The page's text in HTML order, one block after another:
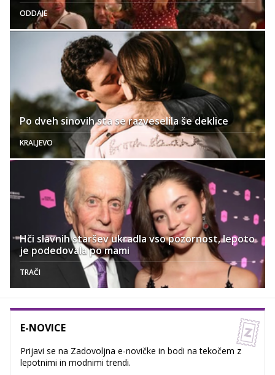
ODDAJE
Po dveh sinovih sta se razveselila še deklice
KRALJEVO
Hči slavnih staršev ukradla vso pozornost, lepoto
je podedovala po mami
TRAČI
E-NOVICE
Prijavi se na Zadovoljna e-novičke in bodi na tekočem z
lepotnimi in modnimi trendi.